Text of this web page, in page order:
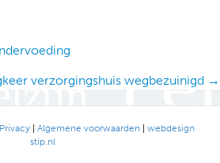
verzorgingshuis wegbezuinigd →
Privacy| Algemene voorwaarden| webdesign
stip.nl